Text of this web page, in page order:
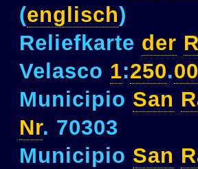
(englisch)
Reliefkarte der
Velasco 1:250.
Municipio San
Nr. 70303
Municipio San